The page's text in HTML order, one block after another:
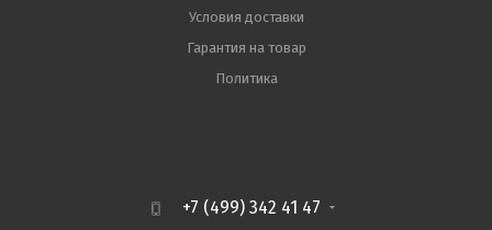
Условия доставки
Гарантия на товар
Политика
+7 (499) 342 41 47